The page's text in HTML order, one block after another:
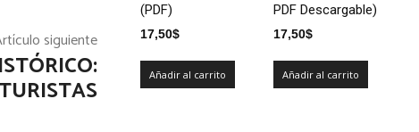
siguiente
(PDF)
17,50$
Añadir al carrito
PDF Descargable)
17,50$
Añadir al carrito